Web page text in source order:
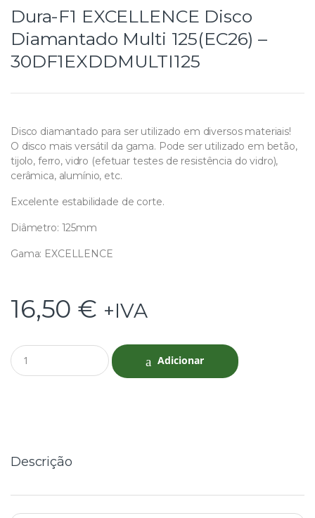
Dura-F1 EXCELLENCE Disco
Diamantado Multi 125(EC26) –
30DF1EXDDMULTI125
Disco diamantado para ser utilizado em diversos materiais!
O disco mais versátil da gama. Pode ser utilizado em betão,
tijolo, ferro, vidro (efetuar testes de resistência do vidro),
cerâmica, alumínio, etc.
Excelente estabilidade de corte.
Diâmetro: 125mm
Gama: EXCELLENCE
16,50 € +IVA
Q
u
Adicionar
Descrição